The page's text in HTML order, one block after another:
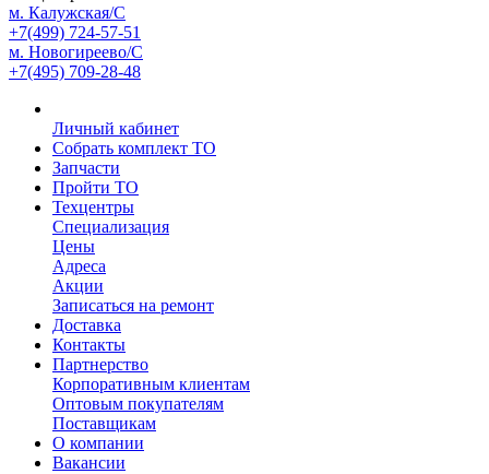
м. Калужская/С
+7(499) 724-57-51
м. Новогиреево/С
+7(495) 709-28-48
Личный кабинет
Собрать комплект ТО
Запчасти
Пройти ТО
Техцентры
Специализация
Цены
Адреса
Акции
Записаться на ремонт
Доставка
Контакты
Партнерство
Корпоративным клиентам
Оптовым покупателям
Поставщикам
О компании
Вакансии